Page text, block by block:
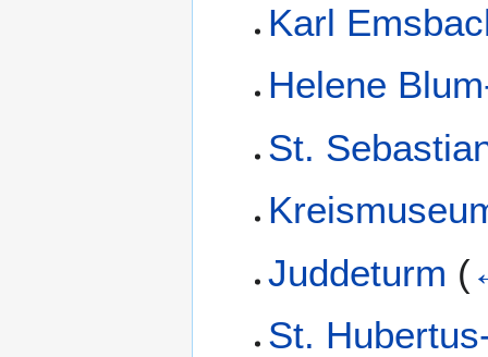
Karl
Helene
St.
Juddeturm (
St.